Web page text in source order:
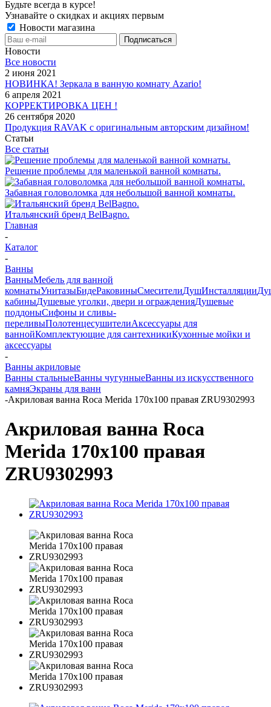
Будьте всегда в курсе!
Узнавайте о скидках и акциях первым
Новости магазина
Новости
Все новости
2 июня 2021
НОВИНКА! Зеркала в ванную комнату Azario!
6 апреля 2021
КОРРЕКТИРОВКА ЦЕН !
26 сентября 2020
Продукция RAVAK с оригинальным авторским дизайном!
Статьи
Все статьи
Решение проблемы для маленькой ванной комнаты.
Забавная головоломка для небольшой ванной комнаты.
Итальянский бренд BelBagno.
Главная
-
Каталог
-
Ванны
ВанныМебель для ванной
комнатыУнитазыБидеРаковиныСмесителиДушИнсталляции
кабиныДушевые уголки, двери и огражденияДушевые
поддоныСифоны и сливы-
переливыПолотенцесушителиАксессуары для
ваннойКомплектующие для сантехникиКухонные мойки и
аксессуары
-
Ванны акриловые
Ванны стальныеВанны чугунныеВанны из искусственного
камняЭкраны для ванн
-Акриловая ванна Roca Merida 170х100 правая ZRU9302993
Акриловая ванна Roca
Merida 170х100 правая
ZRU9302993